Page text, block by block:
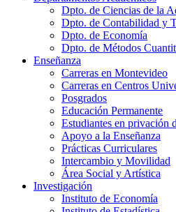
Dpto. de Ciencias de la
Dpto. de Contabilidad y
Dpto. de Economía
Dpto. de Métodos
Enseñanza
Carreras en Montevideo
Carreras en Centros
Posgrados
Educación Permanente
Estudiantes en privación
Apoyo a la Enseñanza
Prácticas Curriculares
Intercambio y Movilidad
Área Social y Artística
Investigación
Instituto de Economía